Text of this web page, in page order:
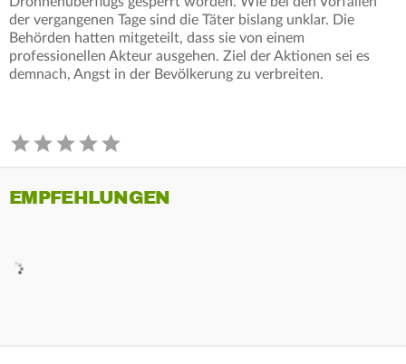
der vergangenen Tage sind die Täter bislang unklar. Die
Behörden hatten mitgeteilt, dass sie von einem
professionellen Akteur ausgehen. Ziel der Aktionen sei es
demnach, Angst in der Bevölkerung zu verbreiten.
EMPFEHLUNGEN